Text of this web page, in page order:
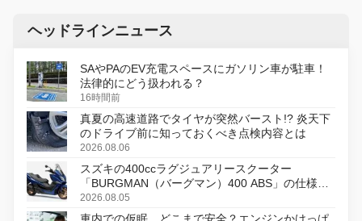
ヘッドラインニュース
SAやPAのEV充電スペースにガソリン車が駐車！
法律的にどう扱われる？
16時間前
真夏の高速道路でタイヤが突然バースト!? 炎天下
のドライブ前に知っておくべき点検内容とは
2026.08.06
スズキの400ccラグジュアリースクーター
「BURGMAN（バーグマン）400 ABS」の仕様を
変更し、8月18日に発売
2026.08.05